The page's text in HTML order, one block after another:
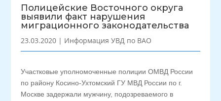
Полицейские Восточного округа
выявили факт нарушения
миграционного законодательства
23.03.2020 | Информация УВД по ВАО
Участковые уполномоченные полиции ОМВД России
по району Косино-Ухтомский ГУ МВД России по г.
Москве задержали мужчину, подозреваемого в